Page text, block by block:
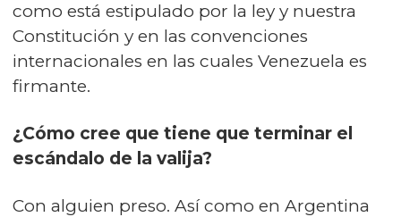
como está estipulado por la ley y nuestra
Constitución y en las convenciones
internacionales en las cuales Venezuela es
firmante.
¿Cómo cree que tiene que terminar el
escándalo de la valija?
Con alguien preso. Así como en Argentina